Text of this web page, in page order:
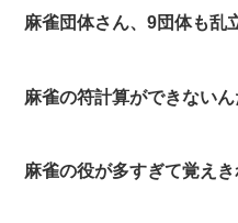
麻雀団体さん、9団体も乱
麻雀の符計算ができない
麻雀の役が多すぎて覚え